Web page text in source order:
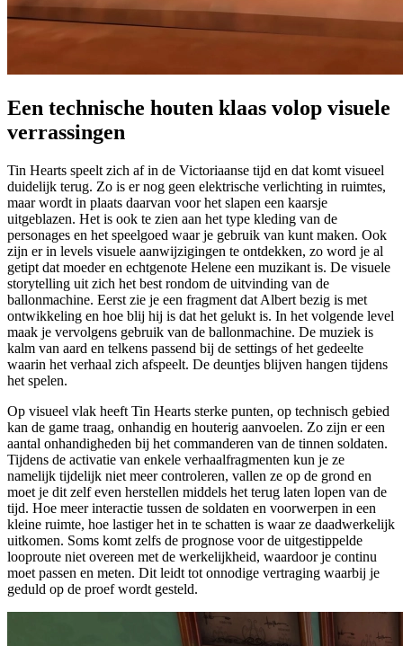
Een technische houten klaas volop visuele
verrassingen
Tin Hearts speelt zich af in de Victoriaanse tijd en dat komt visueel
duidelijk terug. Zo is er nog geen elektrische verlichting in ruimtes,
maar wordt in plaats daarvan voor het slapen een kaarsje
uitgeblazen. Het is ook te zien aan het type kleding van de
personages en het speelgoed waar je gebruik van kunt maken. Ook
zijn er in levels visuele aanwijzigingen te ontdekken, zo word je al
getipt dat moeder en echtgenote Helene een muzikant is. De visuele
storytelling uit zich het best rondom de uitvinding van de
ballonmachine. Eerst zie je een fragment dat Albert bezig is met
ontwikkeling en hoe blij hij is dat het gelukt is. In het volgende level
maak je vervolgens gebruik van de ballonmachine. De muziek is
kalm van aard en telkens passend bij de settings of het gedeelte
waarin het verhaal zich afspeelt. De deuntjes blijven hangen tijdens
het spelen.
Op visueel vlak heeft Tin Hearts sterke punten, op technisch gebied
kan de game traag, onhandig en houterig aanvoelen. Zo zijn er een
aantal onhandigheden bij het commanderen van de tinnen soldaten.
Tijdens de activatie van enkele verhaalfragmenten kun je ze
namelijk tijdelijk niet meer controleren, vallen ze op de grond en
moet je dit zelf even herstellen middels het terug laten lopen van de
tijd. Hoe meer interactie tussen de soldaten en voorwerpen in een
kleine ruimte, hoe lastiger het in te schatten is waar ze daadwerkelijk
uitkomen. Soms komt zelfs de prognose voor de uitgestippelde
looproute niet overeen met de werkelijkheid, waardoor je continu
moet passen en meten. Dit leidt tot onnodige vertraging waarbij je
geduld op de proef wordt gesteld.